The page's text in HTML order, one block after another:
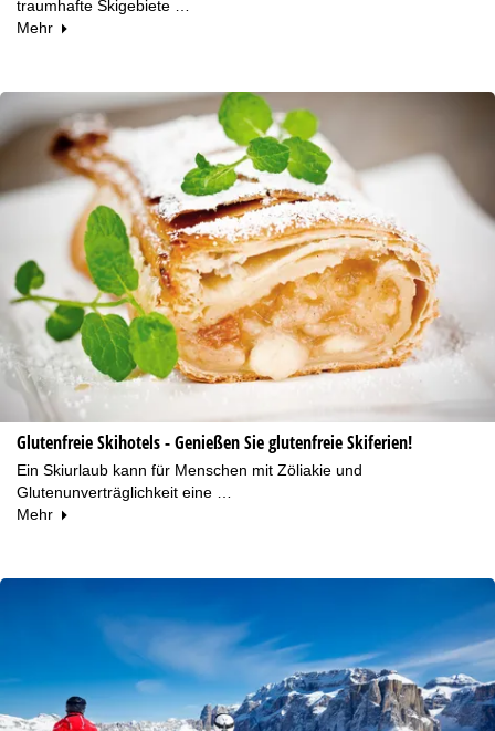
traumhafte Skigebiete …
Mehr
Glutenfreie Skihotels - Genießen Sie glutenfreie Skiferien!
Ein Skiurlaub kann für Menschen mit Zöliakie und
Glutenunverträglichkeit eine …
Mehr